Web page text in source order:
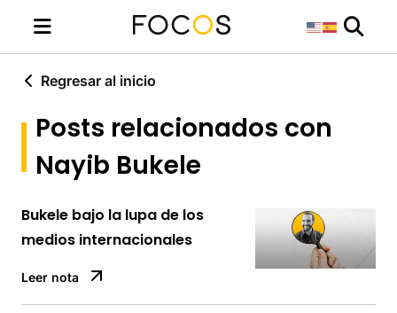
Regresar al inicio
Posts relacionados con
Nayib Bukele
Bukele bajo la lupa de los
medios internacionales
Leer nota